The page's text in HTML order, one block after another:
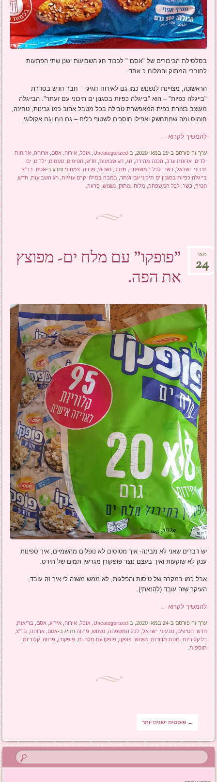
בסלסילת הביכורים של "אסם " לכבוד חג השבועות ישנן שתי הפתעות
לחובבי המתוק והמלוח כ אחד.
הראשונה, מצויינת לנשנוש כמו גם לאירוח חגיגי – חבר חדש בסדרת
"בייגלה כפיות" – הוא "בייגלה כפיות בסגנון ים תיכוני עם זעתר". הבייגלה
מעוצב בצורת כפית המאפשרת טבילה בכל מטבל אהוב כמו גבינות, טחינה,
חומוס ומה שמתחשק ואפילו חוסכים לשטוף כלים – גם נוח וגם אקולוגי.
להמשיך לקרוא ←
ערך זה פורסם ב-29 במאי 2020, ב- Uncategorized
,אוכל ,אירוח ,אסם ,ארוחה ,ארוחות
ילדים ,ארוחת ערב הכנה מהירה ,חג ,חג שבועות ,חדש ,חטיפים ,טעמים ילדים
ים
תיכוני
ישראל כשר ,לכל המשפחה מתוק ,נשנוש פרווה ,צמחוני ותויג ב-אסם בד"צ
בייגלה כפיות בסגנון ים תיכוני עם זעתר במבה במילוי קרם עוגיות ,חג השבועות ,חדש
חטיף כשר ,לכל המשפחה מלוח מתוק ,נשנוש פרווה
"פופקו" עם מלח ים- מפוצץ
את הפה.
מאי
24
יש דברים שאני לא מבינה- איך מטוסים לא נופלים מהשמיים, איך ספינות
ענק לא שוקעות ואיך בעצם נוצר פופקורן מגרעין תמים של תירס.
אבל כמו במקרה של טיסות והפלגות, לא ממש משנה לי איך זה עובד,
העיקר שזה עובד (להנאתי).
להמשיך לקרוא ←
ערך זה פורסם ב-24 במאי 2020, ב- Uncategorized
,אוכל ,אירוח ,אירוע ,אסם בריאות
חדש ,חטיפים ,טבעוני ישראל ,לכל המשפחה ,נשנוש פרווה ותויג ב-אסם ,ארוחה בד"צ
דל קלוריות מנות מדודות ,נשנוש פופקו פופקו עם מלח ים פופקורן פרווה ,קלוריות
תוספות
ניווט בפוסטים
→ פוסטים ישנים יותר